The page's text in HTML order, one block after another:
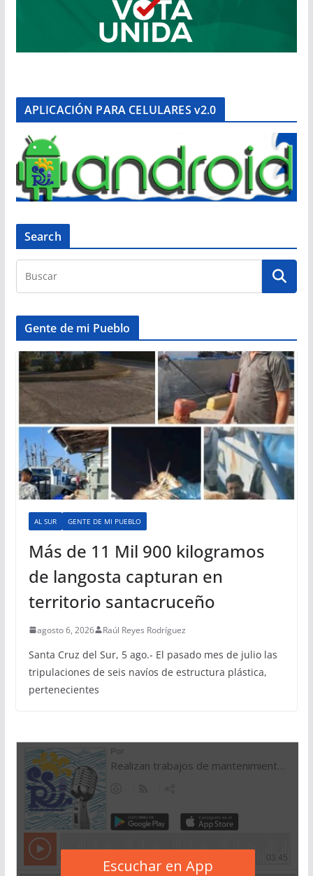
APLICACIÓN PARA CELULARES v2.0
Search
Gente de mi Pueblo
AL SUR GENTE DE MI PUEBLO
Más de 11 Mil 900 kilogramos
de langosta capturan en
territorio santacruceño
agosto 6, 2026 Raúl Reyes Rodríguez
Santa Cruz del Sur, 5 ago.- El pasado mes de julio las
tripulaciones de seis navíos de estructura plástica,
pertenecientes